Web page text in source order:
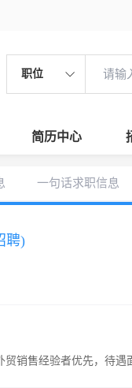
职位
简历中心
一句话求职信息
聘)
销售经验者优先，待遇